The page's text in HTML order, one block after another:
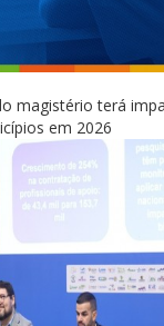
magistério terá
em 2026